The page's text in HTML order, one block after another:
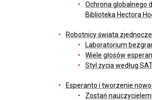
Ochrona globalnego
Biblioteka Hectora
Robotnicy świata
Laboratorium
Wiele głosów
Styl życia według
Esperanto i tworzenie
Zostań nauczycielem!